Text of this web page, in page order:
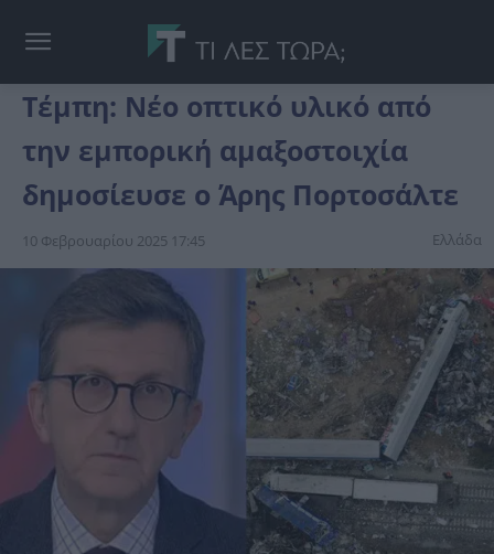
Τέμπη: Νέο οπτικό υλικό από
την εμπορική αμαξοστοιχία
δημοσίευσε ο Άρης Πορτοσάλτε
10 Φεβρουαρίου 2025 17:45 Ελλάδα